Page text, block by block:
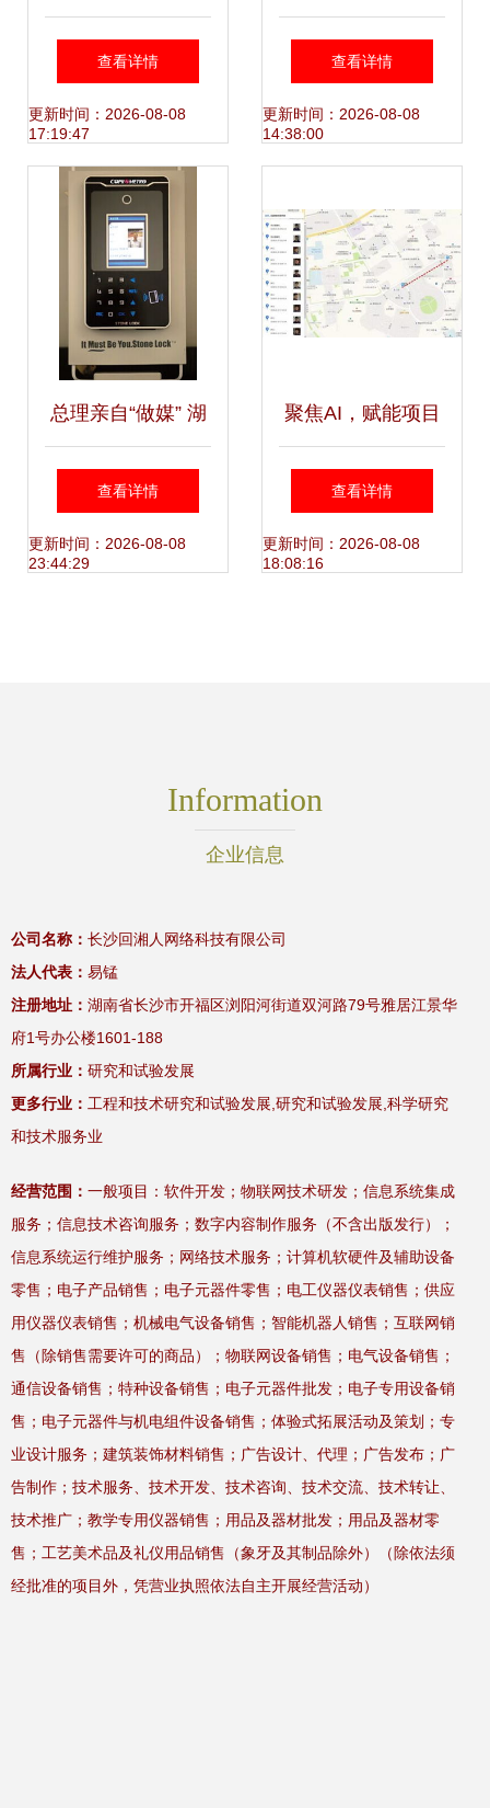
加速应用 三大性能
必不可少
查看详情
更新时间：2026-08-08
17:19:47
深度研究 发展与市
场 市场研究 流程
用 产品落地和个人
看法
查看详情
更新时间：2026-08-08
14:38:00
总理亲自“做媒” 湖
南创合领军人脸识
别行业新风口
查看详情
更新时间：2026-08-08
23:44:29
聚焦AI，赋能项目
中维世纪三款人脸
识别产品别错过
查看详情
更新时间：2026-08-08
18:08:16
Information
企业信息
公司名称： 长沙回湘人网络科技有限公司
法人代表： 易锰
注册地址： 湖南省长沙市开福区浏阳河街道双河路79号雅居江景华
府1号办公楼1601-188
所属行业： 研究和试验发展
更多行业： 工程和技术研究和试验发展,研究和试验发展,科学研究
和技术服务业
经营范围： 一般项目：软件开发；物联网技术研发；信息系统集成
服务；信息技术咨询服务；数字内容制作服务（不含出版发行）；
信息系统运行维护服务；网络技术服务；计算机软硬件及辅助设备
零售；电子产品销售；电子元器件零售；电工仪器仪表销售；供应
用仪器仪表销售；机械电气设备销售；智能机器人销售；互联网销
售（除销售需要许可的商品）；物联网设备销售；电气设备销售；
通信设备销售；特种设备销售；电子元器件批发；电子专用设备销
售；电子元器件与机电组件设备销售；体验式拓展活动及策划；专
业设计服务；建筑装饰材料销售；广告设计、代理；广告发布；广
告制作；技术服务、技术开发、技术咨询、技术交流、技术转让、
技术推广；教学专用仪器销售；用品及器材批发；用品及器材零
售；工艺美术品及礼仪用品销售（象牙及其制品除外）（除依法须
经批准的项目外，凭营业执照依法自主开展经营活动）